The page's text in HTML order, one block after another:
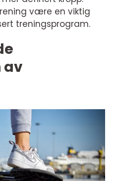
være en viktig
treningsprogram.
av